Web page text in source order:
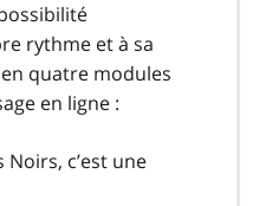
rythme et à sa
quatre modules
en ligne :
Noirs, c’est une